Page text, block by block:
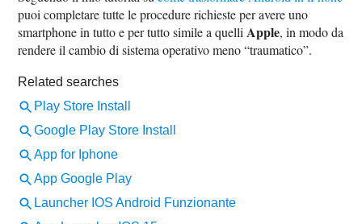
puoi completare tutte le procedure richieste per avere uno
smartphone in tutto e per tutto simile a quelli Apple, in modo da
rendere il cambio di sistema operativo meno “traumatico”.